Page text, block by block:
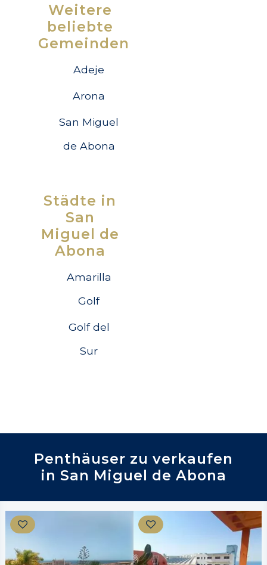
Weitere
beliebte
Gemeinden
Adeje
Arona
San Miguel
de Abona
Städte in
San
Miguel de
Abona
Amarilla
Golf
Golf del
Sur
Penthäuser zu verkaufen
in San Miguel de Abona